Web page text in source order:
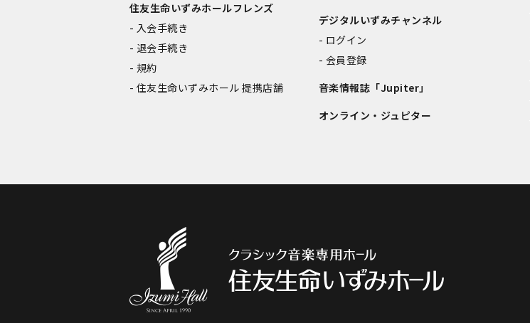
住友生命いずみホールフレンズ
入会手続き
退会手続き
規約
住友生命いずみホール 提携店舗
デジタルいずみチャンネル
ログイン
会員登録
音楽情報誌「Jupiter」
オンライン・ジュピター